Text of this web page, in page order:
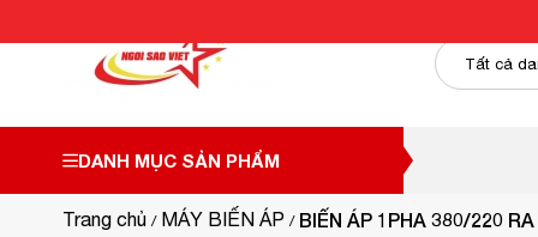
DANH MỤC SẢN PHẨM
Trang chủ MÁY BIẾN ÁP BIẾN ÁP 1PHA 380/220